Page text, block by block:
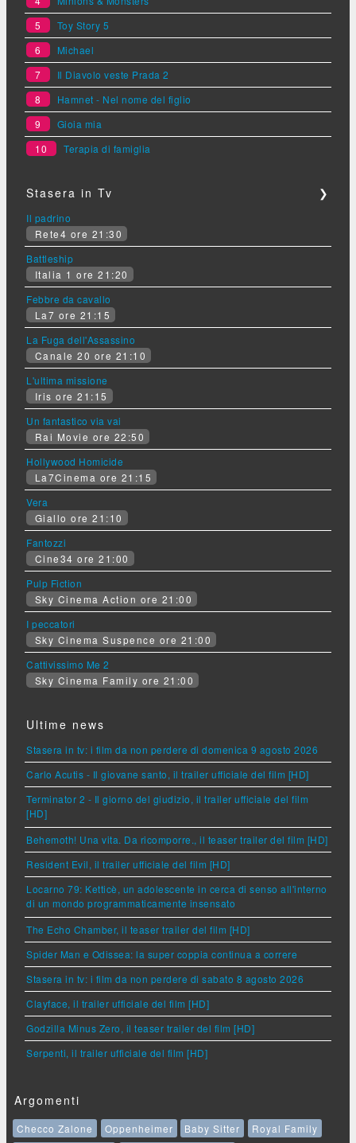
5
Toy Story 5
6
Michael
7
Il Diavolo veste Prada 2
8
Hamnet - Nel nome del figlio
9
Gioia mia
10
Terapia di famiglia
Stasera in Tv ❯
Il padrino
Rete4 ore 21:30
Battleship
Italia 1 ore 21:20
Febbre da cavallo
La7 ore 21:15
La Fuga dell'Assassino
Canale 20 ore 21:10
L'ultima missione
Iris ore 21:15
Un fantastico via vai
Rai Movie ore 22:50
Hollywood Homicide
La7Cinema ore 21:15
Vera
Giallo ore 21:10
Fantozzi
Cine34 ore 21:00
Pulp Fiction
Sky Cinema Action ore 21:00
I peccatori
Sky Cinema Suspence ore 21:00
Cattivissimo Me 2
Sky Cinema Family ore 21:00
Ultime news
Stasera in tv: i film da non perdere di domenica 9 agosto 2026
Carlo Acutis - Il giovane santo, il trailer ufficiale del film [HD]
Terminator 2 - Il giorno del giudizio, il trailer ufficiale del film
[HD]
Behemoth! Una vita. Da ricomporre., il teaser trailer del film [HD]
Resident Evil, il trailer ufficiale del film [HD]
Locarno 79: Ketticè, un adolescente in cerca di senso all'interno
di un mondo programmaticamente insensato
The Echo Chamber, il teaser trailer del film [HD]
Spider Man e Odissea: la super coppia continua a correre
Stasera in tv: i film da non perdere di sabato 8 agosto 2026
Clayface, il trailer ufficiale del film [HD]
Godzilla Minus Zero, il teaser trailer del film [HD]
Serpenti, il trailer ufficiale del film [HD]
Argomenti
Checco Zalone Oppenheimer Baby Sitter
Royal Family